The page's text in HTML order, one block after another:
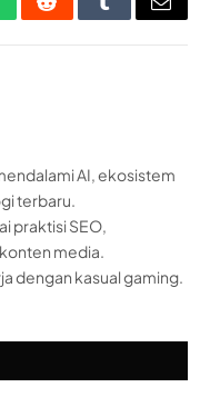
RedditTumblrEmail
AI, ekosistem
terbaru.
praktisi SEO,
media.
dengan kasual gaming.